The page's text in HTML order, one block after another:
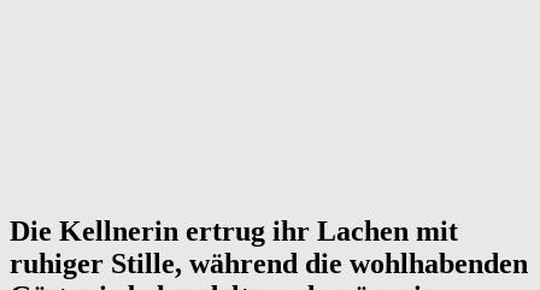
Die Kellnerin ertrug ihr Lachen mit
ruhiger Stille, während die wohlhabenden